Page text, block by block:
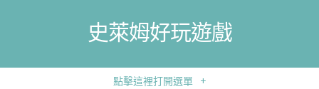
史萊姆好玩遊戲
點擊這裡打開選單 +